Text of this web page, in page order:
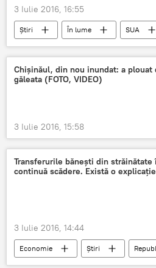
3 Iulie 2016, 16:55
Știri În lume SUA
avion
vânt moment
Chișinăul, din nou inundat: a plouat
găleata (FOTO, VIDEO)
3 Iulie 2016, 15:58
Transferurile băneşti din străinătate
continuă scădere. Există o explicaţie
3 Iulie 2016, 14:44
Economie Știri